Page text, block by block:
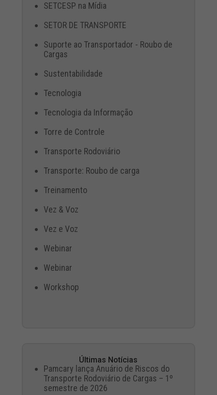
SETCESP na Mídia
SETOR DE TRANSPORTE
Suporte ao Transportador - Roubo de
Cargas
Sustentabilidade
Tecnologia
Tecnologia da Informação
Torre de Controle
Transporte Rodoviário
Transporte: Roubo de carga
Treinamento
Vez & Voz
Vez e Voz
Webinar
Webinar
Workshop
Últimas Notícias
Pamcary lança Anuário de Riscos do
Transporte Rodoviário de Cargas – 1º
semestre de 2026